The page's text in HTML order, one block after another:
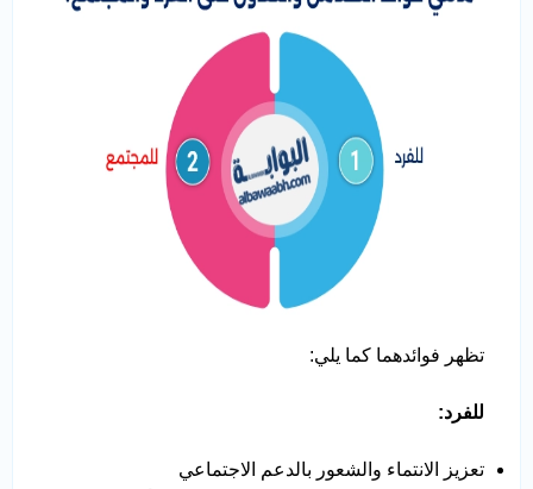
تظهر فوائدهما كما يلي:
للفرد:
تعزيز الانتماء والشعور بالدعم الاجتماعي